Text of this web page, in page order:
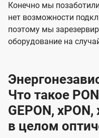
Конечно мы
нет возможности
поэтому мы
оборудование на
Что такое
GEPON, xPON,
в целом